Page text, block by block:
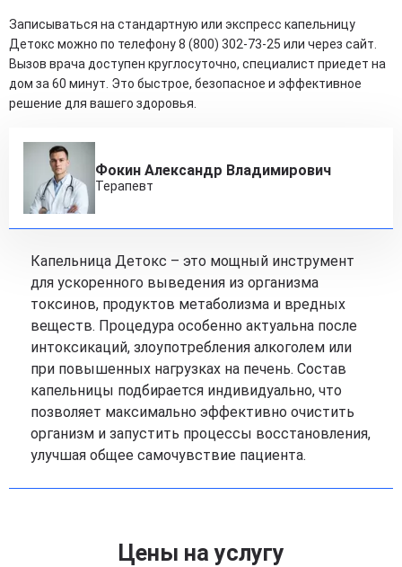
Записываться на стандартную или экспресс капельницу
Детокс можно по телефону 8 (800) 302-73-25 или через сайт.
Вызов врача доступен круглосуточно, специалист приедет на
дом за 60 минут. Это быстрое, безопасное и эффективное
решение для вашего здоровья.
Фокин Александр Владимирович
Терапевт
Капельница Детокс – это мощный инструмент
для ускоренного выведения из организма
токсинов, продуктов метаболизма и вредных
веществ. Процедура особенно актуальна после
интоксикаций, злоупотребления алкоголем или
при повышенных нагрузках на печень. Состав
капельницы подбирается индивидуально, что
позволяет максимально эффективно очистить
организм и запустить процессы восстановления,
улучшая общее самочувствие пациента.
Цены на услугу